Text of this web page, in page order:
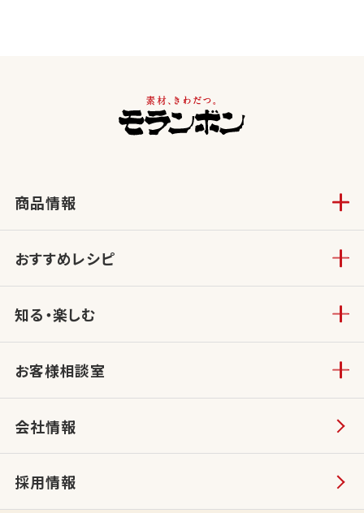
商品情報
おすすめレシピ
知る・楽しむ
お客様相談室
会社情報
採用情報